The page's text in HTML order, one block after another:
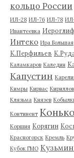
кольцо России
ИЛ-28 ИЛ-76 ИЛ-78
Ивантеевка Иероглиф
Интеко Ира Большая
К.Перфильев
Каламкаров Каледин
Капустин
Кимры Кирвас Кириллов
Клязьма Князев
Континент
Коршия Корягин
Красногорск Кремль
Кубок ГМО